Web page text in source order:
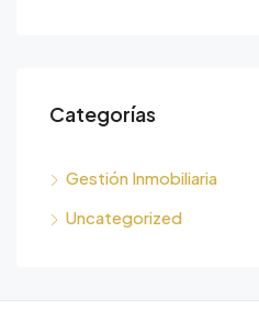
Categorías
Gestión Inmobiliaria
Uncategorized